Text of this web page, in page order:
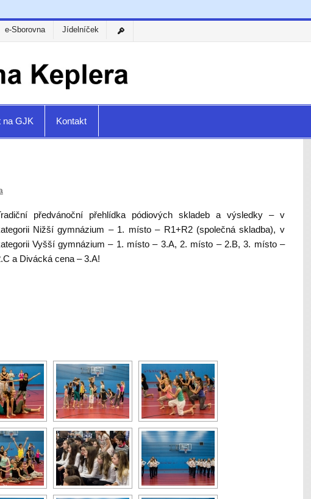
e-Sborovna Jídelníček
na GJK Kontakt
předvánoční přehlídka pódiových skladeb a výsledky – v
Nižší gymnázium – 1. místo – R1+R2 (společná skladba), v
Vyšší gymnázium – 1. místo – 3.A, 2. místo – 2.B, 3. místo –
a Divácká cena – 3.A!